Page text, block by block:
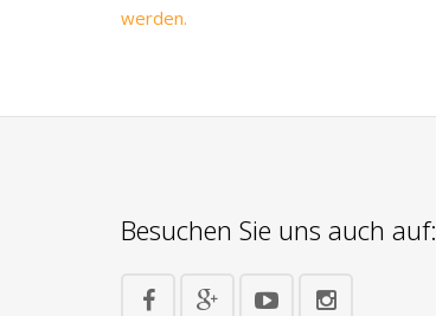
werden.
Besuchen Sie uns auch auf: